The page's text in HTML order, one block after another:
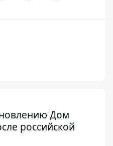
Дом
российской